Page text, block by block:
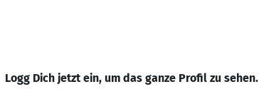
Logg Dich jetzt ein, um das ganze Profil zu sehen.